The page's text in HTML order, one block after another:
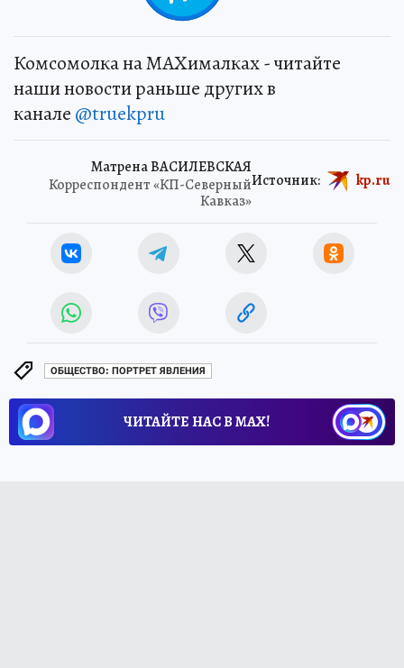
Комсомолка на MAXималках - читайте
наши новости раньше других в
канале @truekpru
Матрена ВАСИЛЕВСКАЯ
Корреспондент «КП-Северный
Кавказ»
Источник: kp.ru
ОБЩЕСТВО: ПОРТРЕТ ЯВЛЕНИЯ
ЧИТАЙТЕ НАС В МАХ!